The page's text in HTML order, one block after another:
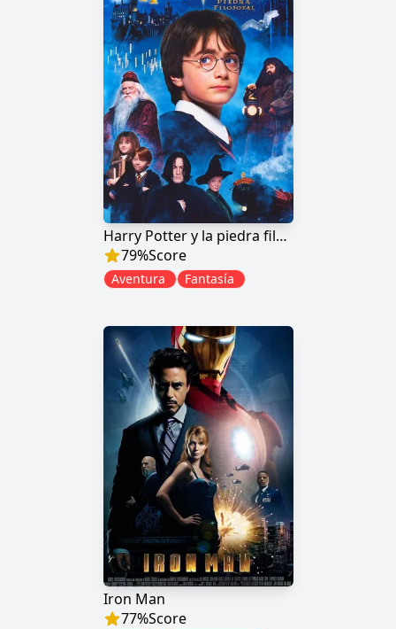
Harry Potter y la piedra filosofal
79%Score
Aventura Fantasía
Iron Man
77%Score